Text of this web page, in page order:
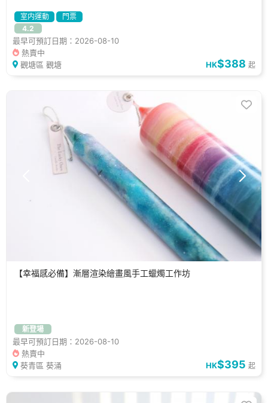
室内運動
門票
4.2
最早可預訂日期：2026-08-10
熱賣中
觀塘區 觀塘
HK$388 起
【幸福感必備】漸層渲染繪畫風手工蠟燭工作坊
新登場
最早可預訂日期：2026-08-10
熱賣中
葵青區 葵涌
HK$395 起